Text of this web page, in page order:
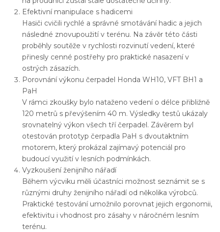
Efektivní manipulace s hadicemi
Hasiči cvičili rychlé a správné smotávání hadic a jejich
následné znovupoužití v terénu. Na závěr této části
proběhly soutěže v rychlosti rozvinutí vedení, které
přinesly cenné postřehy pro praktické nasazení v
ostrých zásazích.
Porovnání výkonu čerpadel Honda WH10, VFT BH1 a
PaH
V rámci zkoušky bylo nataženo vedení o délce přibližně
120 metrů s převýšením 40 m. Výsledky testů ukázaly
srovnatelný výkon všech tří čerpadel. Závěrem byl
otestován prototyp čerpadla PaH s dvoutaktním
motorem, který prokázal zajímavý potenciál pro
budoucí využití v lesních podmínkách.
Vyzkoušení ženijního nářadí
Během výcviku měli účastníci možnost seznámit se s
různými druhy ženijního nářadí od několika výrobců.
Praktické testování umožnilo porovnat jejich ergonomii,
efektivitu i vhodnost pro zásahy v náročném lesním
terénu.